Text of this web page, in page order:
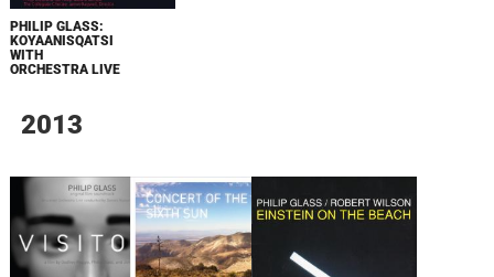
PHILIP GLASS:
KOYAANISQATSI
WITH
ORCHESTRA LIVE
2013